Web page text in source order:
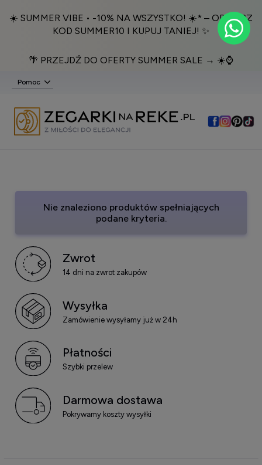
☀️ SUMMER VIBE • -10% NA WSZYSTKO! ☀️* – ODBIERZ
KOD SUMMER10 I KUPUJ TANIEJ! ✨
🌴 PRZEJDŹ DO OFERTY SUMMER SALE → ☀️⌚️
Pomoc
Nie znaleziono produktów spełniających
podane kryteria.
Zwrot
14 dni na zwrot zakupów
Wysyłka
Zamówienie wysyłamy już w 24h
Płatności
Szybki przelew
Darmowa dostawa
Pokrywamy koszty wysyłki